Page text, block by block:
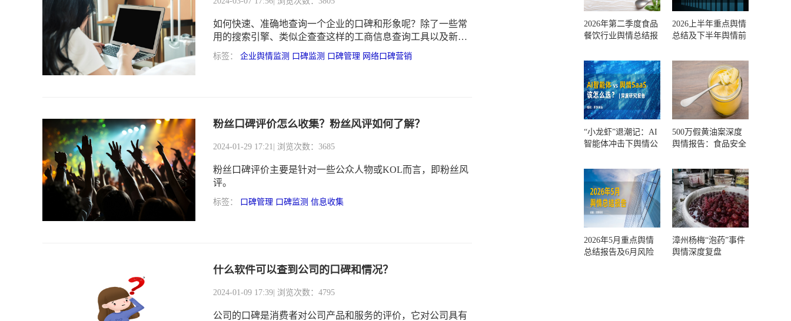
如何快速、准确地查询一个企业的口碑和形象呢？除了一些常
用的搜索引擎、类似企查查这样的工商信息查询工具以及新闻
搜索引擎以外，建议可以借助专业的企业口碑监测软件。
标签： 企业舆情监测 口碑监测 口碑管理 网络口碑营销
粉丝口碑评价怎么收集？粉丝风评如何了解？
2024-01-29 17:21 | 浏览次数：3685
粉丝口碑评价主要是针对一些公众人物或KOL而言，即粉丝风
评。
标签： 口碑管理 口碑监测 信息收集
什么软件可以查到公司的口碑和情况？
2024-01-09 17:39 | 浏览次数：4795
公司的口碑是消费者对公司产品和服务的评价，它对公司具有
2026年第二季度食品
餐饮行业舆情总结报
测
2026上半年重点舆情
总结及下半年舆情前
“小龙虾”退潮记：AI
智能体冲击下舆情公
500万假黄油案深度
舆情报告：食品安全
一环？
2026年5月重点舆情
总结报告及6月风险
漳州杨梅“泡药”事件
舆情深度复盘